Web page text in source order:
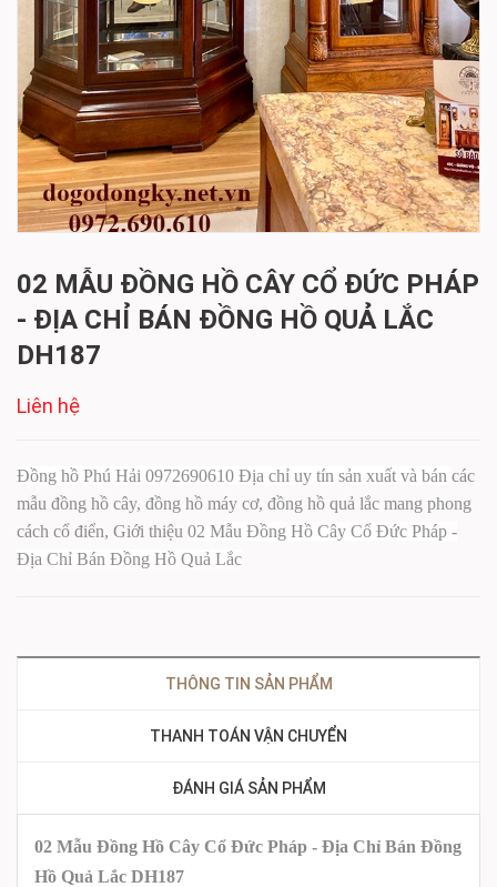
02 MẪU ĐỒNG HỒ CÂY CỔ ĐỨC PHÁP
- ĐỊA CHỈ BÁN ĐỒNG HỒ QUẢ LẮC
DH187
Liên hệ
Đồng hồ Phú Hải 0972690610 Địa chỉ uy tín sản xuất và bán các
mẫu đồng hồ cây, đồng hồ máy cơ, đồng hồ quả lắc mang phong
cách cổ điển, Giới thiệu 02 Mẫu Đồng Hồ Cây Cổ Đức Pháp -
Địa Chỉ Bán Đồng Hồ Quả Lắc
THÔNG TIN SẢN PHẨM
THANH TOÁN VẬN CHUYỂN
ĐÁNH GIÁ SẢN PHẨM
02 Mẫu Đồng Hồ Cây Cổ Đức Pháp - Địa Chỉ Bán Đồng
Hồ Quả Lắc DH187